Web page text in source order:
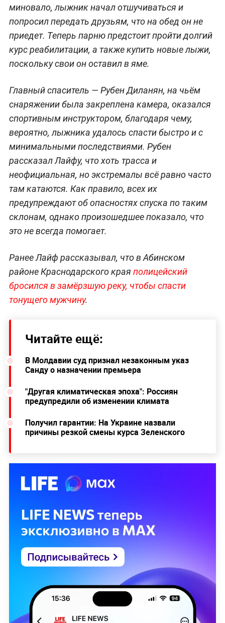
миновало, лыжник начал отшучиваться и
попросил передать друзьям, что на обед он не
приедет. Теперь парню предстоит пройти долгий
курс реабилитации, а также купить новые лыжи,
поскольку свои он оставил в яме.
Главный спаситель — Рубен Диланян, на чьём
снаряжении была закреплена камера, оказался
спортивным инструктором, благодаря чему,
вероятно, лыжника удалось спасти быстро и с
минимальными последствиями. Рубен
рассказал Лайфу, что хоть трасса и
неофициальная, но экстремалы всё равно часто
там катаются. Как правило, всех их
предупреждают об опасностях спуска по таким
склонам, однако произошедшее показало, что
это не всегда помогает.
Ранее Лайф рассказывал, что в Абинском
районе Краснодарского края полицейский
бросился в замёрзшую реку, чтобы спасти
тонущего мужчину.
Читайте ещё:
В Молдавии суд признал незаконным указ
Санду о назначении премьера
"Другая климатическая эпоха": Россиян
предупредили об изменении климата
Получил гарантии: На Украине назвали
причины резкой смены курса Зеленского